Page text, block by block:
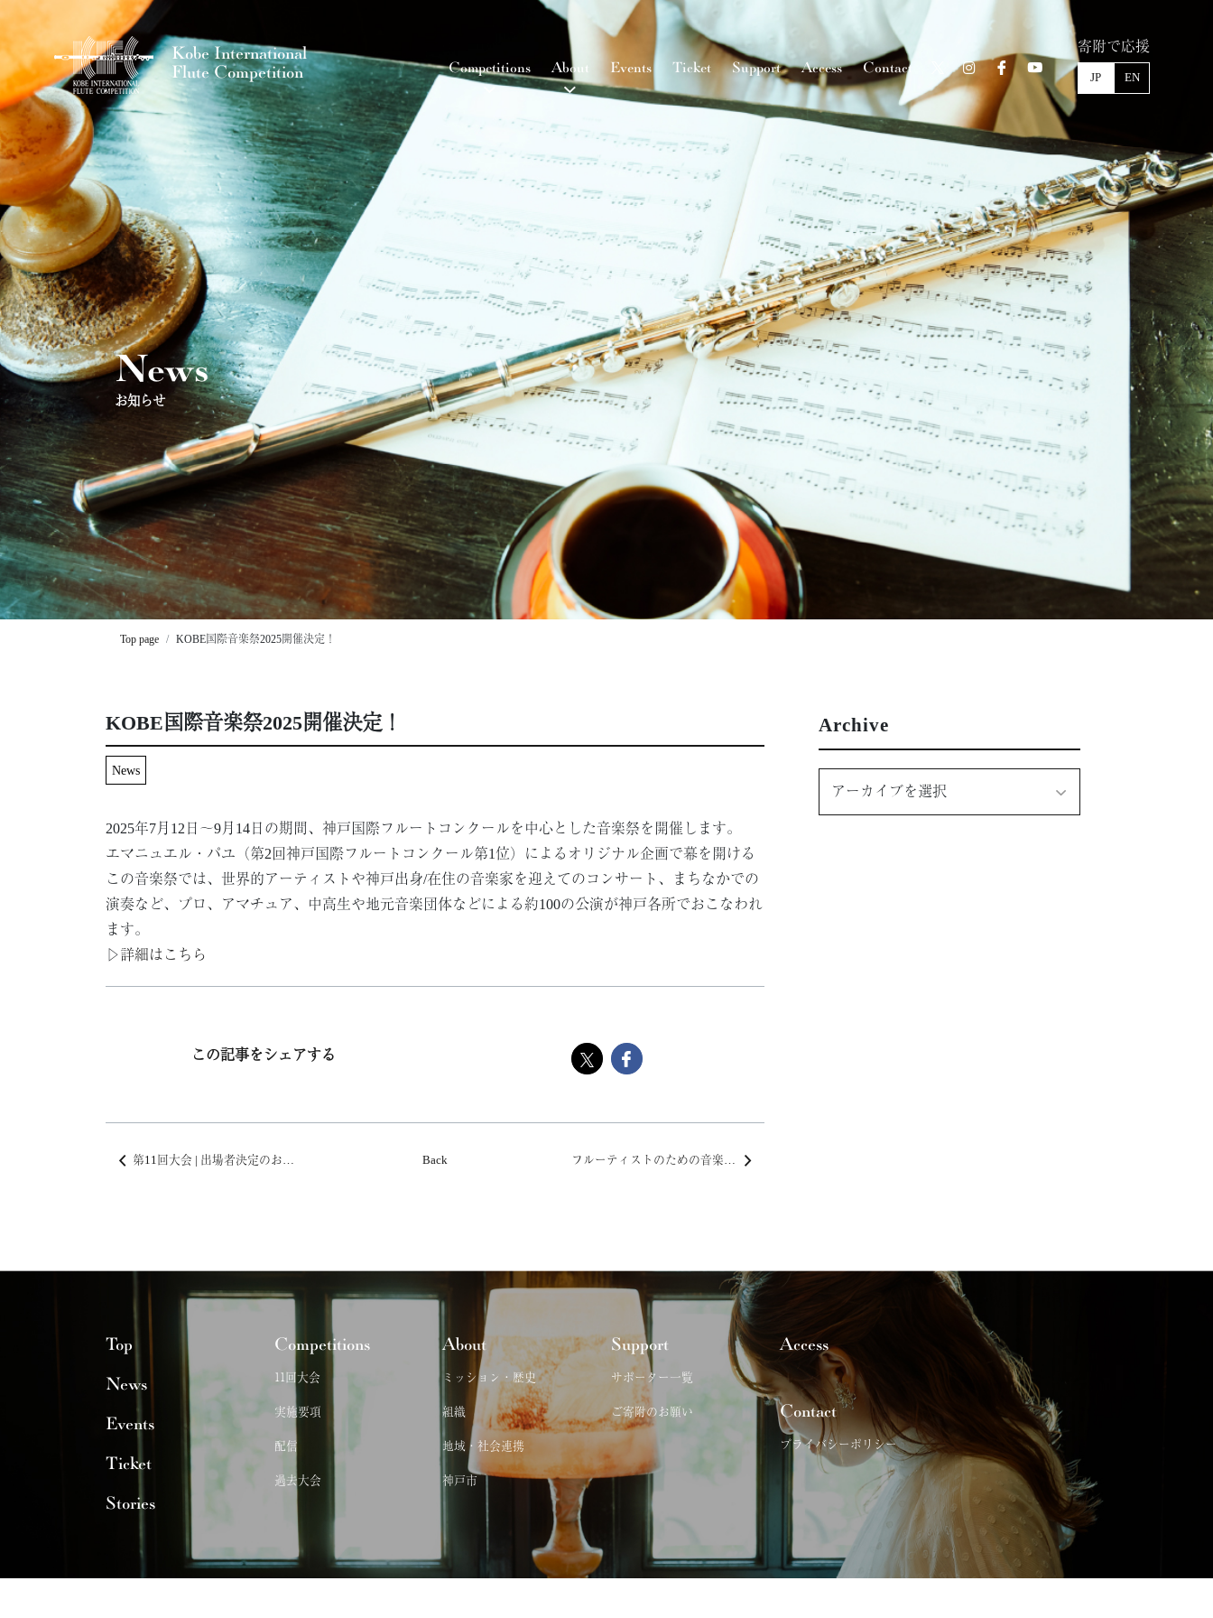
Kobe International
Flute Competition
Competitions About Events Ticket Support Access Contact
寄附で応援
JP EN
News
お知らせ
Top page KOBE国際音楽祭2025開催決定！
KOBE国際音楽祭2025開催決定！
News
2025年7月12日～9月14日の期間、神戸国際フルートコンクールを中心とした音楽祭を開催します。
エマニュエル・パユ（第2回神戸国際フルートコンクール第1位）によるオリジナル企画で幕を開ける
この音楽祭では、世界的アーティストや神戸出身/在住の音楽家を迎えてのコンサート、まちなかでの
演奏など、プロ、アマチュア、中高生や地元音楽団体などによる約100の公演が神戸各所でおこなわれ
ます。
▷詳細はこちら
この記事をシェアする
第11回大会 | 出場者決定のお知らせ Back
Archive
Top
News
Events
Ticket
Stories
Competitions
11回大会
実施要項
配信
過去大会
About
ミッション・歴史
組織
地域・社会連携
神戸市
Support
サポーター一覧
ご寄附のお願い
Access
Contact
プライバシーポリシー